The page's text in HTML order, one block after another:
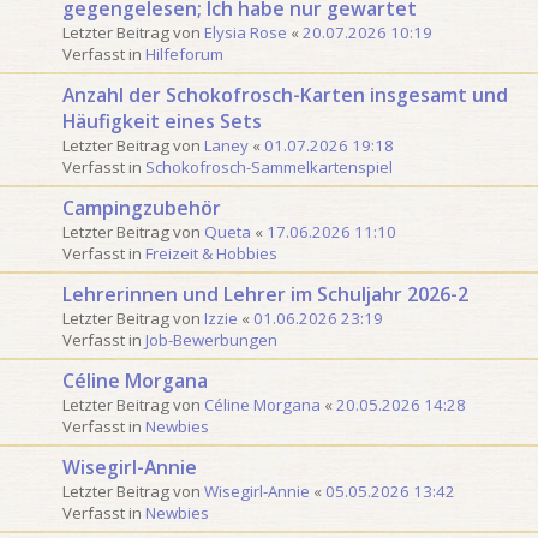
e
S
c
h
e
o
n
0
gegengelesen; Ich habe nur gewartet
Letzter Beitrag von Elysia Rose «20.07.2026 10:19
Verfasst in Hilfeforum
Anzahl der Schokofrosch-Karten insgesamt und
Häufigkeit eines Sets
Letzter Beitrag von Laney « 01.07.2026 19:18
Verfasst in Schokofrosch-Sammelkartenspiel
Campingzubehör
Letzter Beitrag von Queta « 17.06.2026 11:10
Verfasst in Freizeit & Hobbies
Lehrerinnen und Lehrer im Schuljahr 2026-2
Letzter Beitrag von Izzie « 01.06.2026 23:19
Verfasst in Job-Bewerbungen
Céline Morgana
Letzter Beitrag von Céline Morgana «20.05.2026 14:28
Verfasst in Newbies
Wisegirl-Annie
Letzter Beitrag von Wisegirl-Annie « 05.05.2026 13:42
Verfasst in Newbies